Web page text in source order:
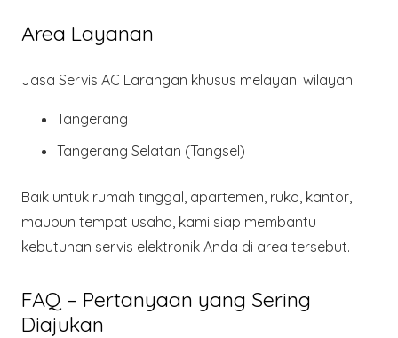
Area Layanan
Jasa Servis AC Larangan khusus melayani wilayah:
Tangerang
Tangerang Selatan (Tangsel)
Baik untuk rumah tinggal, apartemen, ruko, kantor,
maupun tempat usaha, kami siap membantu
kebutuhan servis elektronik Anda di area tersebut.
FAQ – Pertanyaan yang Sering
Diajukan